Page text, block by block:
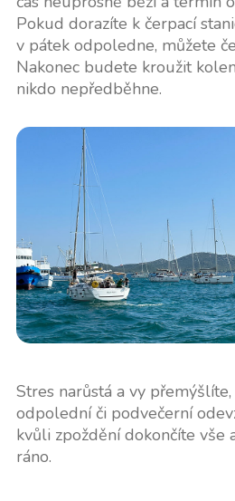
Pokud dorazíte k čerpací
v pátek odpoledne, můžete
Nakonec budete kroužit
nikdo nepředběhne.
Stres narůstá a vy
odpolední či podvečerní
kvůli zpoždění dokončíte vše
ráno.